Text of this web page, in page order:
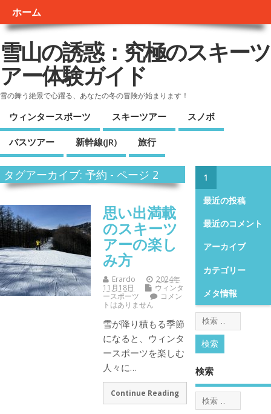
ホーム
雪山の誘惑：究極のスキーツ
アー体験ガイド
雪の舞う絶景で心躍る、あなたの冬の冒険が始まります！
ウィンタースポーツ スキーツアー スノボ
バスツアー 新幹線(JR) 旅行
タグアーカイブ: 予約 - ページ 2
思い出満載
のスキーツ
アーの楽し
み方
Erardo
2024年
11月18日
ウィンタ
ースポーツ
コメン
トはありません
雪が降り積もる季節
になると、ウィンタ
ースポーツを楽しむ
人々に…
Continue Reading
1
最近の投稿
最近のコメント
アーカイブ
カテゴリー
メタ情報
検索